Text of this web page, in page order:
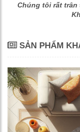
Chúng tôi rất
SẢN PHẨM